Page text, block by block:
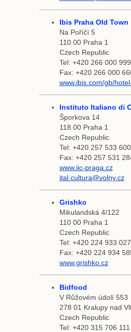
Ibis Praha Old Town
Na Poříčí 5
110 00 Praha 1
Czech Republic
Tel: +420 266 000 999
Fax: +420 266 000
www.ibis.com/gb/
Instituto Italiano di
Šporkova 14
118 00 Praha 1
Czech Republic
Tel: +420 257 533 600
Fax: +420 257 531
www.iic-praga.cz
ital.cultura@volny.cz
Grishko
Mikulandská 4/122
110 00 Praha 1
Czech Republic
Tel: +420 224 933 027
Fax: +420 224 934
www.grishko.cz
Bidfood
V Růžovém údolí 553
278 01 Kralupy nad
Czech Republic
Tel: +420 315 706 111